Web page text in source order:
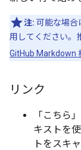
注: 可能な場合
用してください。
GitHub Markdown
リンク
「こちら
キストを
トをスキ